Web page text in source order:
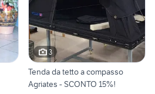
3
Tenda da tetto a compasso
Agriates - SCONTO 15%!